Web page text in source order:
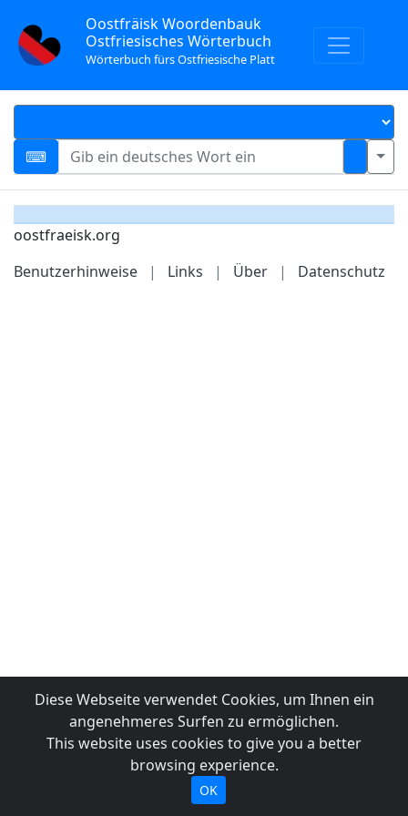
Oostfräisk Woordenbauk
Ostfriesisches Wörterbuch
Wörterbuch fürs Ostfriesische Platt
oostfraeisk.org
Benutzerhinweise
| Links | Über | Datenschutz
Diese Webseite verwendet Cookies, um Ihnen ein
angenehmeres Surfen zu ermöglichen.
This website uses cookies to give you a better
browsing experience.
OK